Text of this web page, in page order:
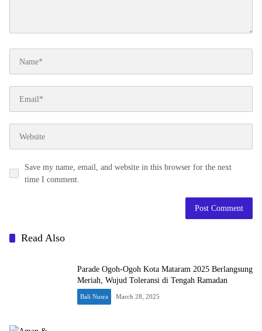
Save my name, email, and website in this browser for the next
time I comment.
Read Also
Parade Ogoh-Ogoh Kota Mataram 2025 Berlangsung
Meriah, Wujud Toleransi di Tengah Ramadan
Bali Nusra March 28, 2025